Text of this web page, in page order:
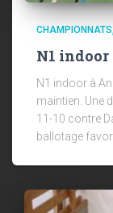
CHAMPIONNATS
N1 indoor
N1 indoor à
maintien. Une
11-10 contre
ballotage